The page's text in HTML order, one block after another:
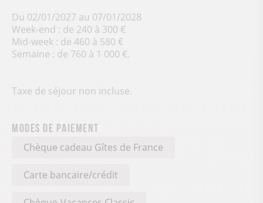
Du 02/01/2027 au 07/01/2028
Week-end : de 240 à 300 €
Mid-week : de 460 à 580 €
Semaine : de 760 à 1 000 €.
Taxe de séjour non incluse.
Modes de paiement
Chèque cadeau Gîtes de France
Carte bancaire/crédit